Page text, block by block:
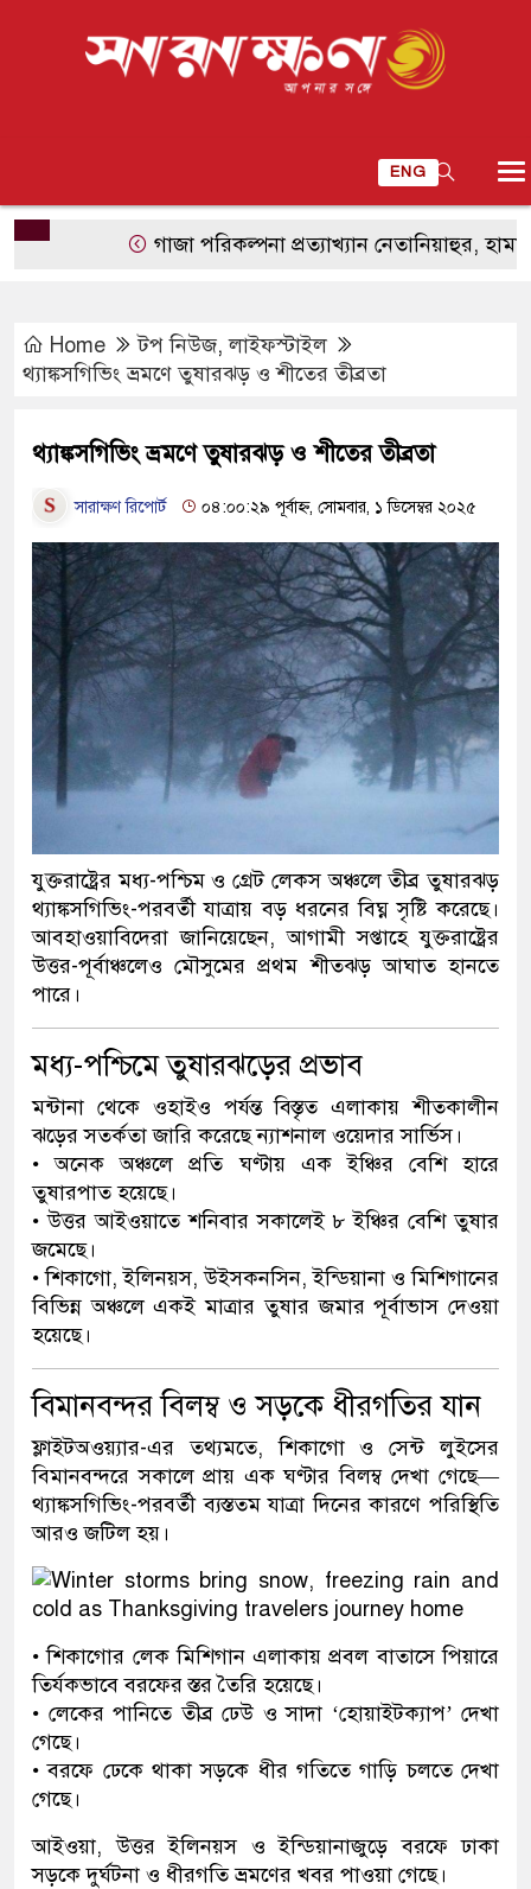
ENG
গাজা পরিকল্পনা প্রত্যাখ্যান নেতানিয়াহুর, হামাস
Home টপ নিউজ,লাইফস্টাইল
থ্যাঙ্কসগিভিং ভ্রমণে তুষারঝড় ও শীতের তীব্রতা
থ্যাঙ্কসগিভিং ভ্রমণে তুষারঝড় ও শীতের তীব্রতা
সারাক্ষণ রিপোর্ট ০৪:০০:২৯ পূর্বাহ্ন, সোমবার, ১ ডিসেম্বর ২০২৫
যুক্তরাষ্ট্রের মধ্য-পশ্চিম ও গ্রেট লেকস অঞ্চলে তীব্র তুষারঝড়
থ্যাঙ্কসগিভিং-পরবর্তী যাত্রায় বড় ধরনের বিঘ্ন সৃষ্টি করেছে।
আবহাওয়াবিদেরা জানিয়েছেন, আগামী সপ্তাহে যুক্তরাষ্ট্রের
উত্তর-পূর্বাঞ্চলেও মৌসুমের প্রথম শীতঝড় আঘাত হানতে
পারে।
মধ্য-পশ্চিমে তুষারঝড়ের প্রভাব
মন্টানা থেকে ওহাইও পর্যন্ত বিস্তৃত এলাকায় শীতকালীন
ঝড়ের সতর্কতা জারি করেছে ন্যাশনাল ওয়েদার সার্ভিস।
• অনেক অঞ্চলে প্রতি ঘণ্টায় এক ইঞ্চির বেশি হারে
তুষারপাত হয়েছে।
• উত্তর আইওয়াতে শনিবার সকালেই ৮ ইঞ্চির বেশি তুষার
জমেছে।
• শিকাগো, ইলিনয়স, উইসকনসিন, ইন্ডিয়ানা ও মিশিগানের
বিভিন্ন অঞ্চলে একই মাত্রার তুষার জমার পূর্বাভাস দেওয়া
হয়েছে।
বিমানবন্দর বিলম্ব ও সড়কে ধীরগতির যান
ফ্লাইটঅওয়্যার-এর তথ্যমতে, শিকাগো ও সেন্ট লুইসের
বিমানবন্দরে সকালে প্রায় এক ঘণ্টার বিলম্ব দেখা গেছে—
থ্যাঙ্কসগিভিং-পরবর্তী ব্যস্ততম যাত্রা দিনের কারণে পরিস্থিতি
আরও জটিল হয়।
• শিকাগোর লেক মিশিগান এলাকায় প্রবল বাতাসে পিয়ারে
তির্যকভাবে বরফের স্তর তৈরি হয়েছে।
• লেকের পানিতে তীব্র ঢেউ ও সাদা ‘হোয়াইটক্যাপ’ দেখা
গেছে।
• বরফে ঢেকে থাকা সড়কে ধীর গতিতে গাড়ি চলতে দেখা
গেছে।
আইওয়া, উত্তর ইলিনয়স ও ইন্ডিয়ানাজুড়ে বরফে ঢাকা
সড়কে দুর্ঘটনা ও ধীরগতি ভ্রমণের খবর পাওয়া গেছে।